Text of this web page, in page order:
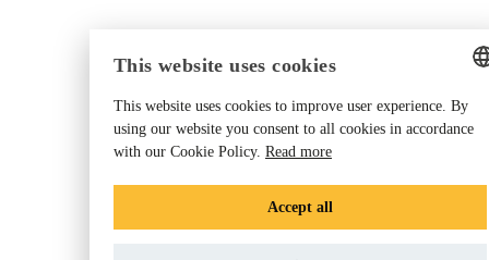
ENGLISH
DANISH
DUTCH
This website uses cookies
This website uses cookies to improve user experience. By
using our website you consent to all cookies in accordance
with our Cookie Policy. Read more
Accept all